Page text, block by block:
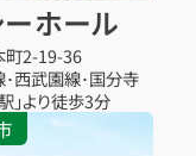
ホール
町2-19-36
西武園線･国分寺
」より徒歩3分